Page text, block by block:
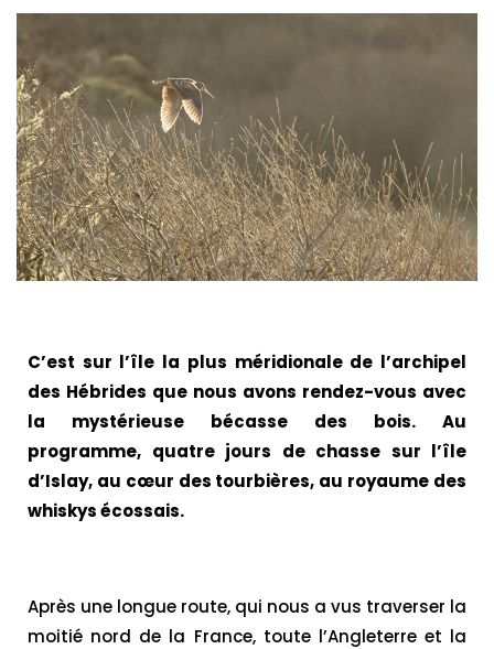
C’est sur l’île la plus méridionale de l’archipel
des Hébrides que nous avons rendez-vous avec
la mystérieuse bécasse des bois. Au
programme, quatre jours de chasse sur l’île
d’Islay, au cœur des tourbières, au royaume des
whiskys écossais.
Après une longue route, qui nous a vus traverser la
moitié nord de la France, toute l’Angleterre et la